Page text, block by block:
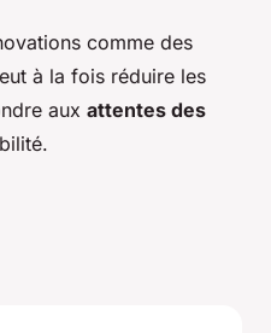
comme des
à la fois réduire les
aux attentes des